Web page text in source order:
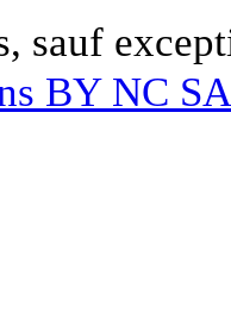
sauf
BY NC SA